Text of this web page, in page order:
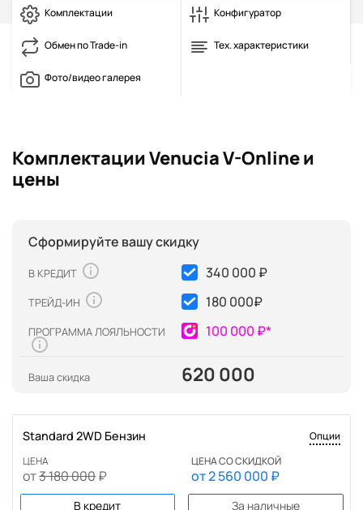
Комплектации Конфигуратор
Обмен по Trade-in Тех. характеристики
Фото/видео галерея
Комплектации Venucia V-Online и
цены
Сформируйте вашу скидку
В КРЕДИТ 340 000 ₽
ТРЕЙД-ИН 180 000₽
ПРОГРАММА ЛОЯЛЬНОСТИ 100 000 ₽*
Ваша скидка 620 000
Опции
Standard 2WD Бензин
ЦЕНА
от3 180 000₽
ЦЕНА СО СКИДКОЙ
от2 560 000 ₽
В кредит За наличные